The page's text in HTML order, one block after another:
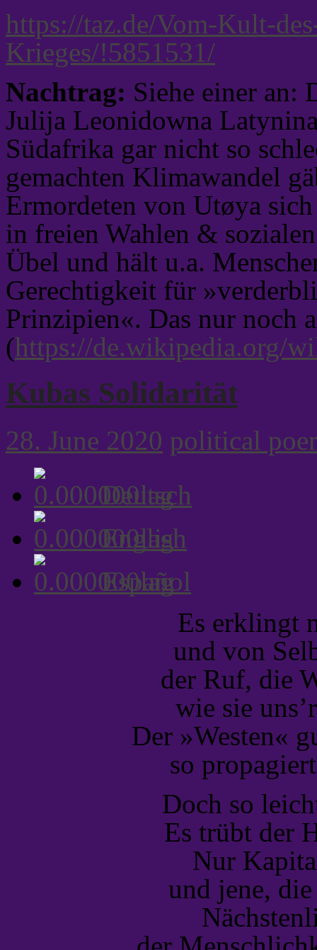
https://taz.de/Vom-Kult-
Krieges/!5851531/
Nachtrag: Siehe einer an:
Julija Leonidowna
Südafrika gar nicht so
gemachten Klimawandel
Ermordeten von Utøya
in freien Wahlen &
Übel und hält u.a.
Gerechtigkeit für
Prinzipien«. Das nur noch
(https://de.wikipedia.org/
Kubas Solidarität
28. June 2020 political
Deutsch
English
Español
Es erklingt
und von
der Ruf, die
wie sie
Der »Westen«
so
Doch so
Es trübt der
Nur
und jene,